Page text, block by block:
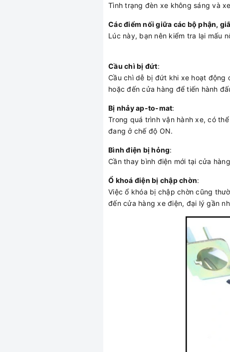
Tình trạng đèn xe không sáng và
Các điểm nối giữa các bộ phận,
Lúc này, bạn nên kiểm tra lại mấu
Cầu chì bị đứt:
Cầu chì dễ bị đứt khi xe hoạt động
hoặc đến cửa hàng để tiến hành
Bị nhảy ap-to-mat:
Trong quá trình vận hành xe, có
đang ở chế độ ON.
Bình điện bị hỏng:
Cần thay bình điện mới tại cửa
Ổ khoá điện bị chập chờn:
Việc ổ khóa bị chập chờn cũng
đến cửa hàng xe điện, đại lý gần